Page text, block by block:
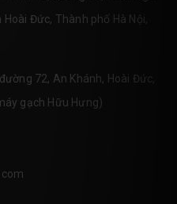
Hoài Đức, Thành phố Hà Nội,
72, An Khánh, Hoài Đức,
gạch Hữu Hưng)